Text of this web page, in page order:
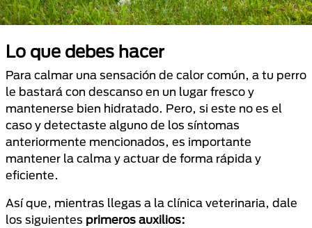
Lo que debes hacer
Para calmar una sensación de calor común, a tu perro
le bastará con descanso en un lugar fresco y
mantenerse bien hidratado. Pero, si este no es el
caso y detectaste alguno de los síntomas
anteriormente mencionados, es importante
mantener la calma y actuar de forma rápida y
eficiente.
Así que, mientras llegas a la clínica veterinaria, dale
los siguientes primeros auxilios: